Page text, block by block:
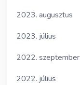
2023. augusztus
2023. július
2022. szeptember
2022. július